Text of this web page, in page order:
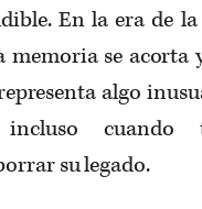
En la era de
memoria se acorta
algo
cuando
su legado.